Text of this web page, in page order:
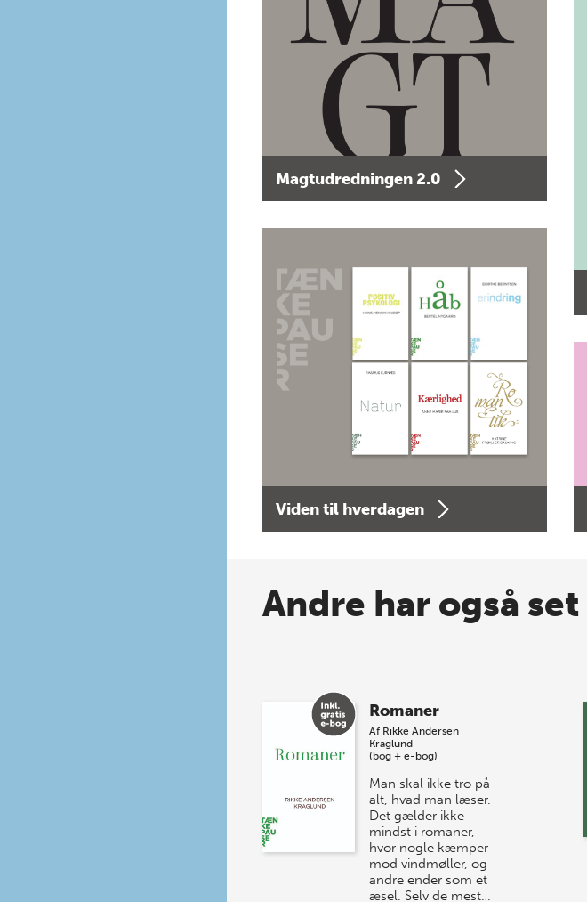
Magtudredningen 2.0
Viden til hverdagen
Andre har også set
Romaner
Af Rikke Andersen
Kraglund
(bog + e-bog)
Man skal ikke tro på
alt, hvad man læser.
Det gælder ikke
mindst i romaner,
hvor nogle kæmper
mod vindmøller, og
andre ender som et
æsel. Selv de mest…